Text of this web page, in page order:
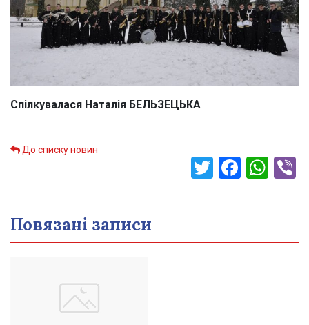
Спілкувалася Наталія БЕЛЬЗЕЦЬКА
До списку новин
Twitter
Повязані записи